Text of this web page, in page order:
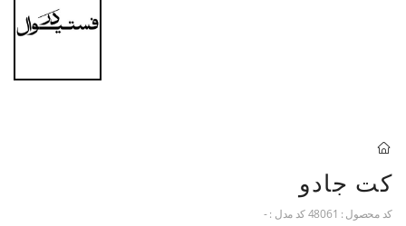
کت جادو
کد محصول : 48061کد مدل :-